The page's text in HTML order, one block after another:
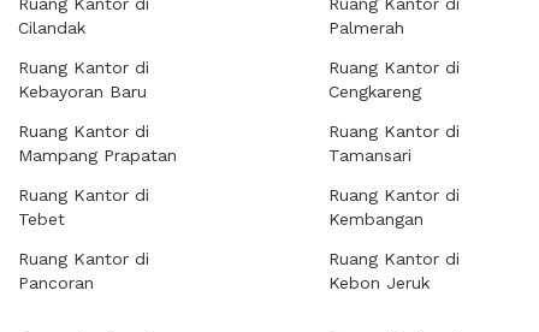
Cilandak
Ruang Kantor di
Kebayoran Baru
Ruang Kantor di
Mampang Prapatan
Ruang Kantor di
Tebet
Ruang Kantor di
Pancoran
Palmerah
Ruang Kantor di
Cengkareng
Ruang Kantor di
Tamansari
Ruang Kantor di
Kembangan
Ruang Kantor di
Kebon Jeruk